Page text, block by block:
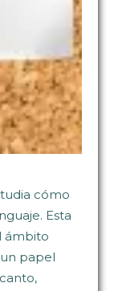
cómo
Esta
ámbito
papel